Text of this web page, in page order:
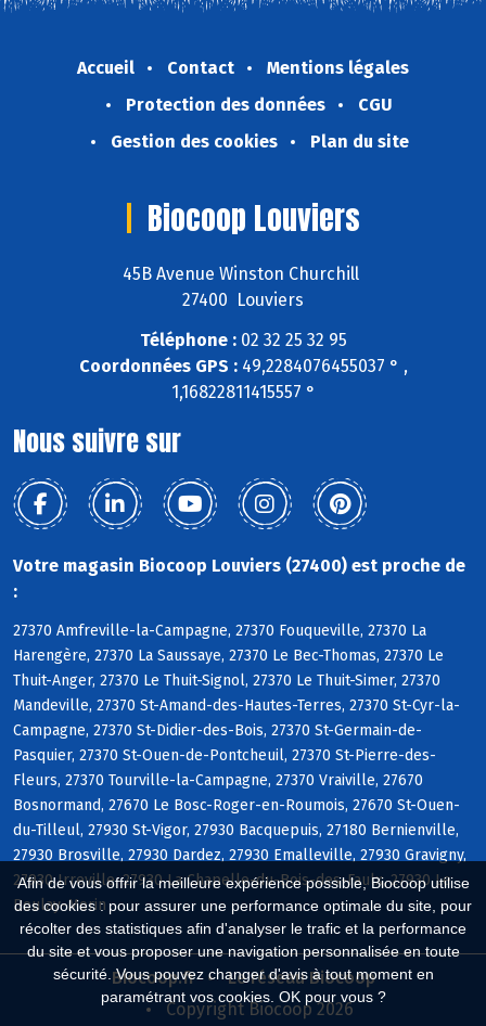
Afin de vous offrir la meilleure expérience possible, Biocoop utilise
des cookies : pour assurer une performance optimale du site, pour
récolter des statistiques afin d'analyser le trafic et la performance
du site et vous proposer une navigation personnalisée en toute
sécurité. Vous pouvez changer d'avis à tout moment en
paramétrant vos cookies. OK pour vous ?
Accueil Contact
Mentions légales
Protection des données
CGU
Gestion des cookies
Plan du site
Biocoop Louviers
45B Avenue Winston Churchill
27400 Louviers
Téléphone :02 32 25 32 95
Coordonnées GPS :49,2284076455037 ° ,
1,16822811415557 °
Nous suivre sur
Votre magasin Biocoop Louviers (27400) est proche de
:
27370 Amfreville-la-Campagne, 27370 Fouqueville, 27370 La
Harengère, 27370 La Saussaye, 27370 Le Bec-Thomas, 27370 Le
Thuit-Anger, 27370 Le Thuit-Signol, 27370 Le Thuit-Simer, 27370
Mandeville, 27370 St-Amand-des-Hautes-Terres, 27370 St-Cyr-la-
Campagne, 27370 St-Didier-des-Bois, 27370 St-Germain-de-
Pasquier, 27370 St-Ouen-de-Pontcheuil, 27370 St-Pierre-des-
Fleurs, 27370 Tourville-la-Campagne, 27370 Vraiville, 27670
Bosnormand, 27670 Le Bosc-Roger-en-Roumois, 27670 St-Ouen-
du-Tilleul, 27930 St-Vigor, 27930 Bacquepuis, 27180 Bernienville,
27930 Brosville, 27930 Dardez, 27930 Emalleville, 27930 Gravigny,
27930 Irreville, 27930 La Chapelle-du-Bois-des-Faulx, 27930 Le
Boulay-Morin
Biocoop.fr
Le réseau Biocoop
Copyright Biocoop 2026